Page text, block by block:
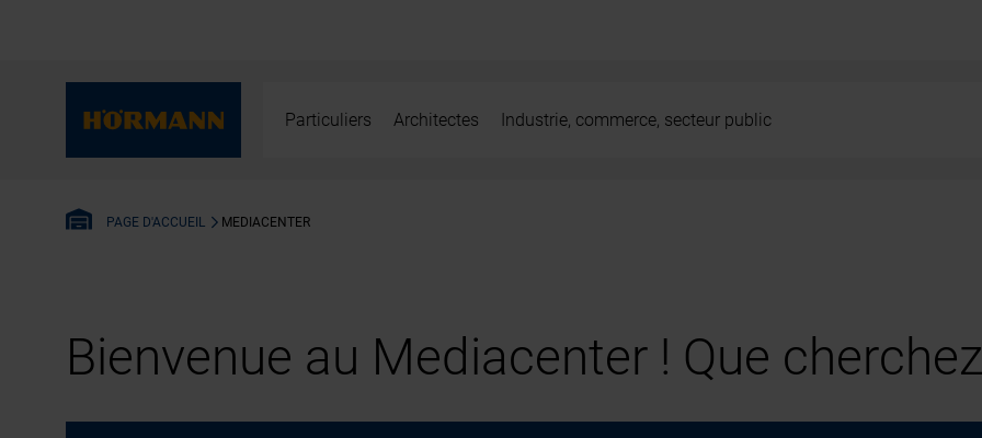
Particuliers Architectes Industrie, commerce, secteur public
PAGE D'ACCUEIL MEDIACENTER
Bienvenue au Mediacenter ! Que